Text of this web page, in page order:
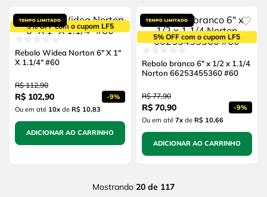
5% OFF com o cupom LF5
Rebolo Widea Norton 6" X 1"
X 1.1/4" #60
R$ 112,90
R$ 102,90 -9%
Ou em até 10xde R$ 10,83
ADICIONAR AO CARRINHO
5% OFF com o cupom LF5
Rebolo branco 6" x 1/2 x 1.1/4
Norton 66253455360 #60
R$ 77,90
R$ 70,90 -9%
Ou em até 7xde R$ 10,66
ADICIONAR AO CARRINHO
Mostrando 20 de 117